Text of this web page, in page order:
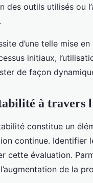
des outils utilisés ou
d’une telle mise
initiaux,
de façon
à travers
constitue un
continue. Identifier
cette évaluation.
de la